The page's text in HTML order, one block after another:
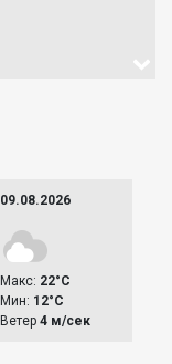
09.08.2026
Макс: 22°C
Мин: 12°C
Ветер4 м/сек